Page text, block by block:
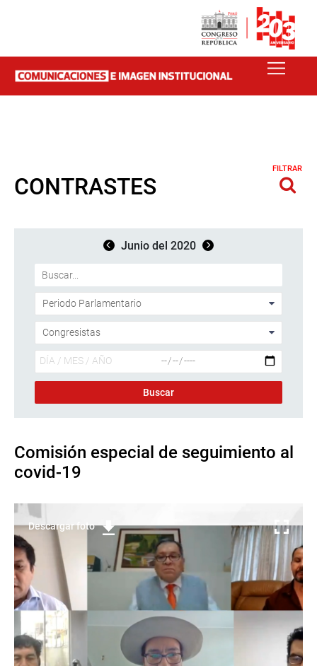
CONTRASTES
FILTRAR
Junio del 2020
Comisión especial de seguimiento al
covid-19
Descargar foto